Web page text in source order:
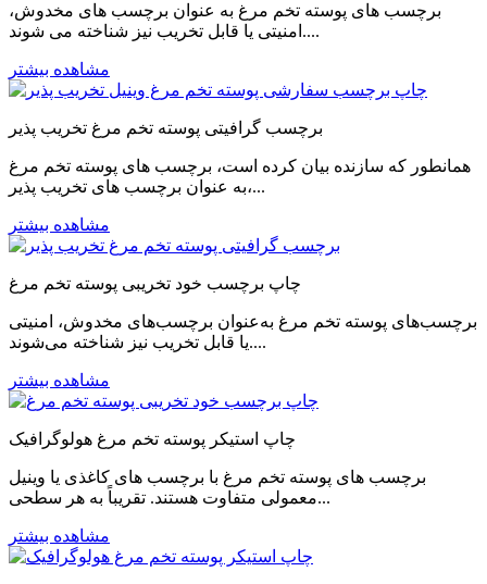
برچسب های پوسته تخم مرغ به عنوان برچسب های مخدوش،
امنیتی یا قابل تخریب نیز شناخته می شوند....
مشاهده بیشتر
برچسب گرافیتی پوسته تخم مرغ تخریب پذیر
همانطور که سازنده بیان کرده است، برچسب های پوسته تخم مرغ
به عنوان برچسب های تخریب پذیر،...
مشاهده بیشتر
چاپ برچسب خود تخریبی پوسته تخم مرغ
برچسب‌های پوسته تخم مرغ به‌عنوان برچسب‌های مخدوش، امنیتی
یا قابل تخریب نیز شناخته می‌شوند....
مشاهده بیشتر
چاپ استیکر پوسته تخم مرغ هولوگرافیک
برچسب های پوسته تخم مرغ با برچسب های کاغذی یا وینیل
معمولی متفاوت هستند. تقریباً به هر سطحی...
مشاهده بیشتر